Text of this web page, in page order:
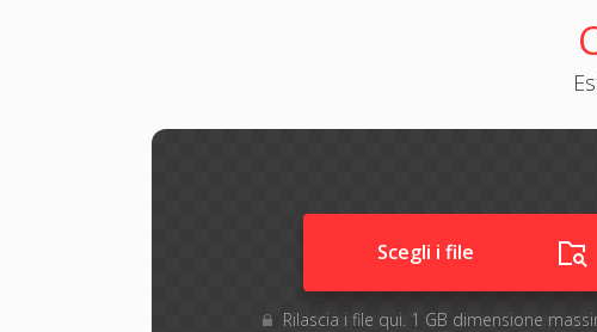
Scegli i file
Rilascia i file qui. 1 GB dimensione